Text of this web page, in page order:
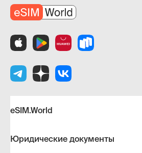
eSIM.World
Юридические документы